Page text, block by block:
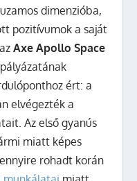
dimenzióba,
pozitívumok a saját
Axe Apollo Space
ért: a
elvégezték a
Az első gyanús
miatt képes
rohadt korán